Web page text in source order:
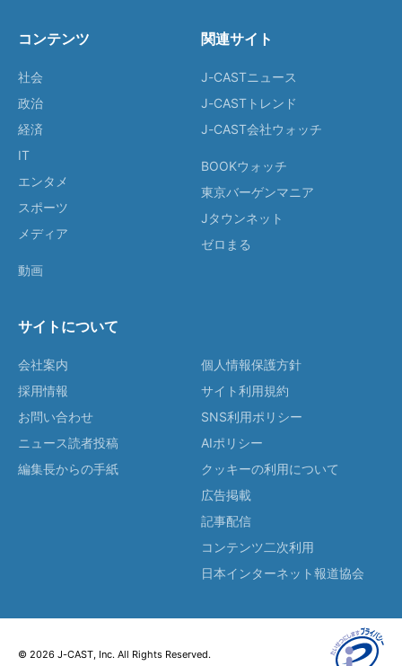
コンテンツ
社会
政治
経済
IT
エンタメ
スポーツ
メディア
動画
関連サイト
J-CASTニュース
J-CASTトレンド
J-CAST会社ウォッチ
BOOKウォッチ
東京バーゲンマニア
Jタウンネット
ゼロまる
サイトについて
会社案内
採用情報
お問い合わせ
ニュース読者投稿
編集長からの手紙
個人情報保護方針
サイト利用規約
SNS利用ポリシー
AIポリシー
クッキーの利用について
広告掲載
記事配信
コンテンツ二次利用
日本インターネット報道協会
© 2026 J-CAST, Inc. All Rights Reserved.